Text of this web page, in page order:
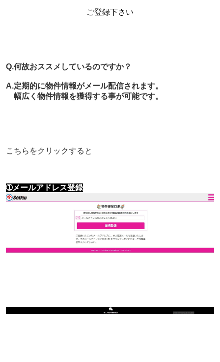
ご登録下さい
Q.何故おススメしているのですか？
A.定期的に物件情報がメール配信されます。
幅広く物件情報を獲得する事が可能です。
こちらをクリックすると
➀メールアドレス登録